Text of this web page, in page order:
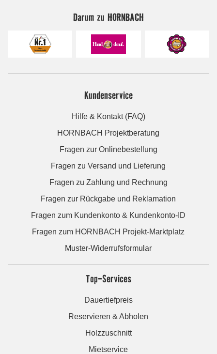
Darum zu HORNBACH
Kundenservice
Hilfe & Kontakt (FAQ)
HORNBACH Projektberatung
Fragen zur Onlinebestellung
Fragen zu Versand und Lieferung
Fragen zu Zahlung und Rechnung
Fragen zur Rückgabe und Reklamation
Fragen zum Kundenkonto & Kundenkonto-ID
Fragen zum HORNBACH Projekt-Marktplatz
Muster-Widerrufsformular
Top-Services
Dauertiefpreis
Reservieren & Abholen
Holzzuschnitt
Mietservice